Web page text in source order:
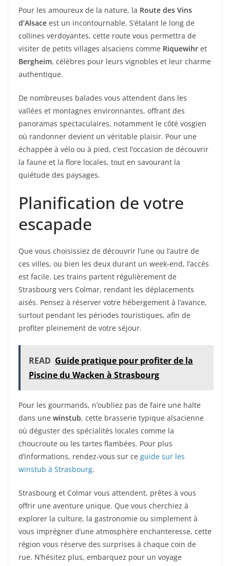
Pour les amoureux de la nature, la Route des Vins
d’Alsace est un incontournable. S’étalant le long de
collines verdoyantes, cette route vous permettra de
visiter de petits villages alsaciens comme Riquewihr et
Bergheim, célèbres pour leurs vignobles et leur charme
authentique.
De nombreuses balades vous attendent dans les
vallées et montagnes environnantes, offrant des
panoramas spectaculaires, notamment le côté vosgien
où randonner devient un véritable plaisir. Pour une
échappée à vélo ou à pied, c’est l’occasion de découvrir
la faune et la flore locales, tout en savourant la
quiétude des paysages.
Planification de votre
escapade
Que vous choisissiez de découvrir l’une ou l’autre de
ces villes, ou bien les deux durant un week-end, l’accès
est facile. Les trains partent régulièrement de
Strasbourg vers Colmar, rendant les déplacements
aisés. Pensez à réserver votre hébergement à l’avance,
surtout pendant les périodes touristiques, afin de
profiter pleinement de votre séjour.
READ Guide pratique pour profiter de la
Piscine du Wacken à Strasbourg
Pour les gourmands, n’oubliez pas de faire une halte
dans une winstub, cette brasserie typique alsacienne
où déguster des spécialités locales comme la
choucroute ou les tartes flambées. Pour plus
d’informations, rendez-vous sur ce guide sur les
winstub à Strasbourg.
Strasbourg et Colmar vous attendent, prêtes à vous
offrir une aventure unique. Que vous cherchiez à
explorer la culture, la gastronomie ou simplement à
vous imprégner d’une atmosphère enchanteresse, cette
région vous réserve des surprises à chaque coin de
rue. N’hésitez plus, embarquez pour un voyage